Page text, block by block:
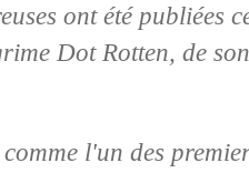
ont été publiées
Dot Rotten, de
l'un des